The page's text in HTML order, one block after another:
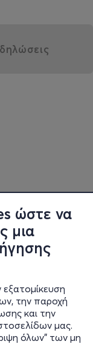
ώστε να
μια
την παροχή
και την
μας.
όλων" των μη